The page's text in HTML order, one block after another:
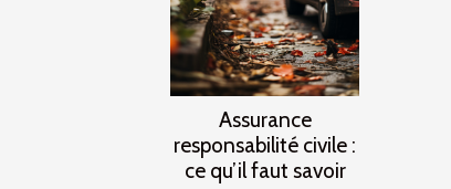
Assurance
responsabilité civile :
ce qu’il faut savoir